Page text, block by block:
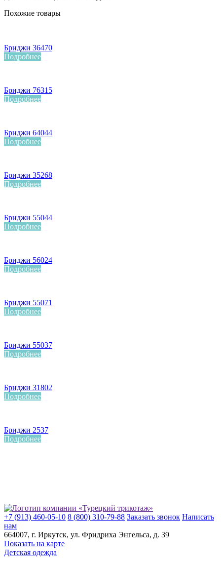
Похожие товары
Бриджи 36470
Подробнее
Бриджи 76315
Подробнее
Бриджи 64044
Подробнее
Бриджи 35268
Подробнее
Бриджи 55044
Подробнее
Бриджи 56024
Подробнее
Бриджи 55071
Подробнее
Бриджи 55037
Подробнее
Бриджи 31802
Подробнее
Бриджи 2537
Подробнее
+7 (913) 460-05-10 8 (800) 310-79-88 Заказать звонок Написать
нам
664007, г. Иркутск, ул. ​Фридриха Энгельса, д. 39
Показать на карте
Детская одежда